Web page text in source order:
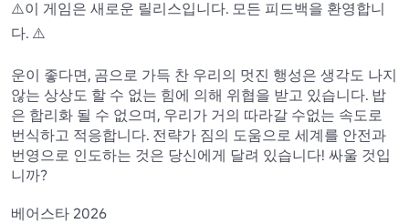
⚠️이 게임은 새로운 릴리스입니다. 모든 피드백을 환영합니
다. ⚠️
운이 좋다면, 곰으로 가득 찬 우리의 멋진 행성은 생각도 나지
않는 상상도 할 수 없는 힘에 의해 위협을 받고 있습니다. 밥
은 합리화 될 수 없으며, 우리가 거의 따라갈 수없는 속도로
번식하고 적응합니다. 전략가 짐의 도움으로 세계를 안전과
번영으로 인도하는 것은 당신에게 달려 있습니다! 싸울 것입
니까?
베어스타 2026